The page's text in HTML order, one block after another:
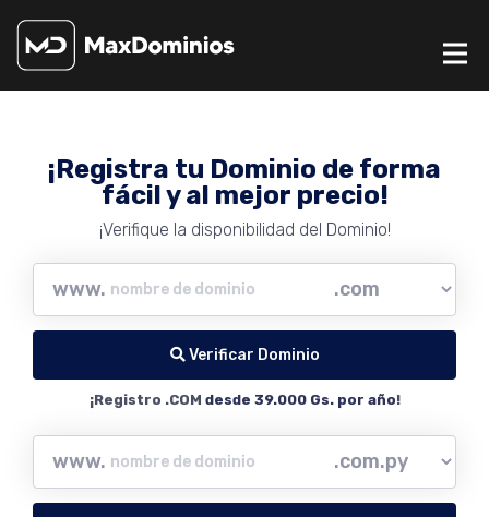
¡Registra tu Dominio de forma
fácil y al mejor precio!
¡Verifique la disponibilidad del Dominio!
www.
Verificar Dominio
¡Registro .COM desde 39.000 Gs. por año!
www.